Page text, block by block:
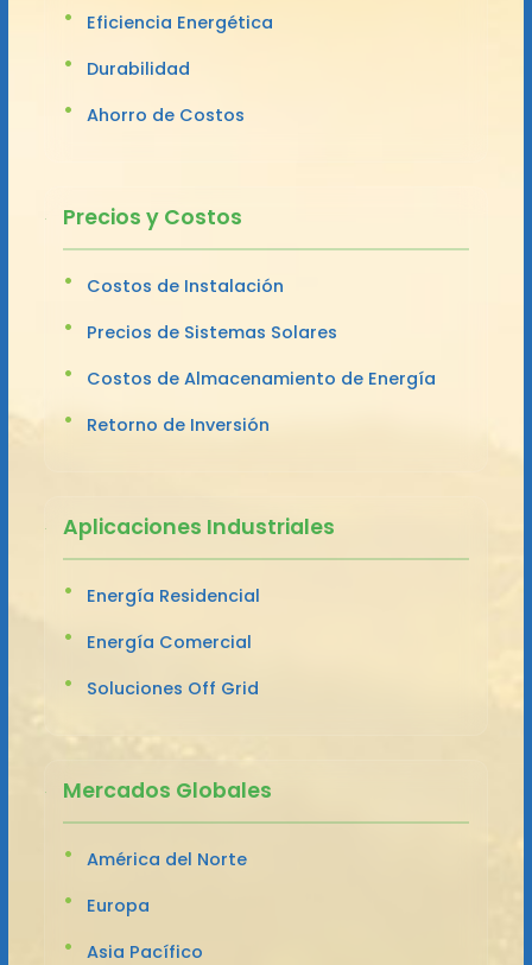
Eficiencia Energética
Durabilidad
Ahorro de Costos
Precios y Costos
Costos de Instalación
Precios de Sistemas Solares
Costos de Almacenamiento de Energía
Retorno de Inversión
Aplicaciones Industriales
Energía Residencial
Energía Comercial
Soluciones Off Grid
Mercados Globales
América del Norte
Europa
Asia Pacífico